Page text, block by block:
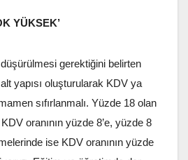
YÜKSEK’
düşürülmesi gerektiğini belirten
yapısı oluşturularak KDV ya
sıfırlanmalı. Yüzde 18 olan
oranının yüzde 8’e, yüzde 8
ise KDV oranının yüzde